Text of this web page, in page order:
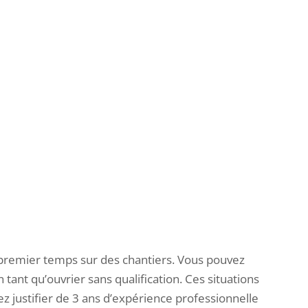
temps sur des chantiers. Vous pouvez
qu’ouvrier sans qualification. Ces situations
justifier de 3 ans d’expérience professionnelle